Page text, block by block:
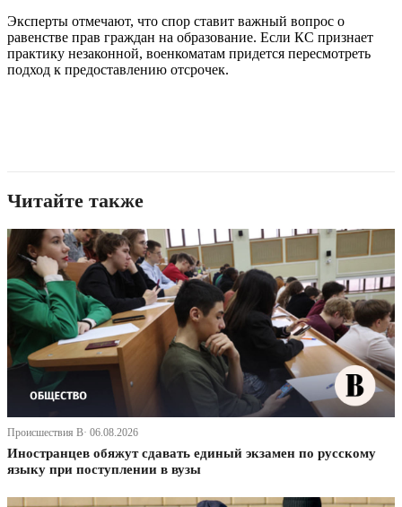
Эксперты отмечают, что спор ставит важный вопрос о
равенстве прав граждан на образование. Если КС признает
практику незаконной, военкоматам придется пересмотреть
подход к предоставлению отсрочек.
Читайте также
Происшествия В· 06.08.2026
Иностранцев обяжут сдавать единый экзамен по русскому
языку при поступлении в вузы